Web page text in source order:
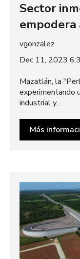
Sector
empodera
vgonzalez
Dec 11, 2023
Mazatlán, la
experimentando
industrial y...
Más